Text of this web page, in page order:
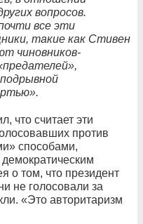
вопросов.
все эти
такие как Стивен
чиновников-
что считает эти
против
способами,
о том, что президент
не голосовали за
«Это авторитаризм